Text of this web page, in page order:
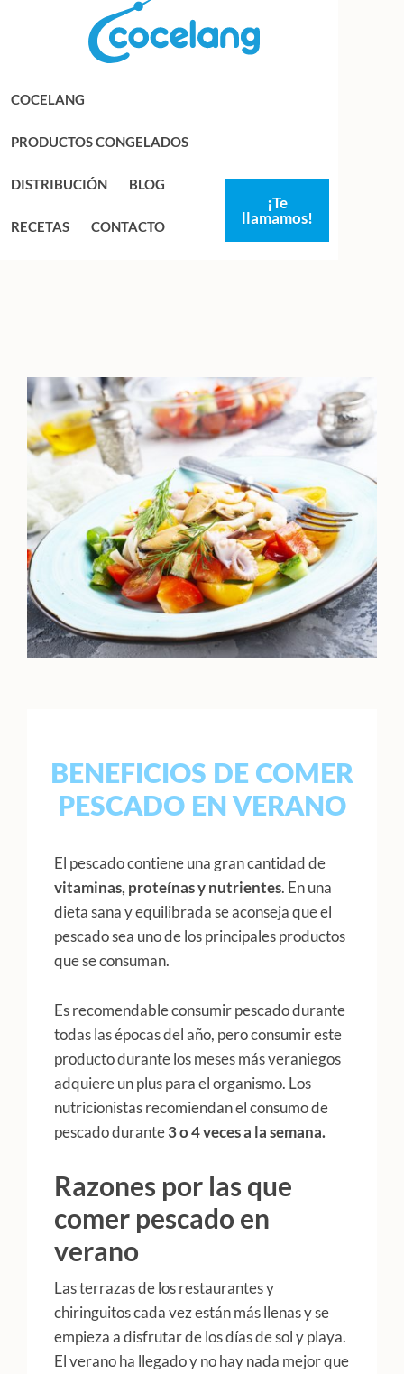
principal
COCELANG
PRODUCTOS CONGELADOS
DISTRIBUCIÓN BLOG
RECETAS CONTACTO
¡Te
llamamos!
BENEFICIOS DE COMER
PESCADO EN VERANO
El pescado contiene una gran cantidad de
vitaminas, proteínas y nutrientes. En una
dieta sana y equilibrada se aconseja que el
pescado sea uno de los principales productos
que se consuman.
Es recomendable consumir pescado durante
todas las épocas del año, pero consumir este
producto durante los meses más veraniegos
adquiere un plus para el organismo. Los
nutricionistas recomiendan el consumo de
pescado durante3 o 4 veces a la semana.
Razones por las que
comer pescado en
verano
Las terrazas de los restaurantes y
chiringuitos cada vez están más llenas y se
empieza a disfrutar de los días de sol y playa.
El verano ha llegado y no hay nada mejor que